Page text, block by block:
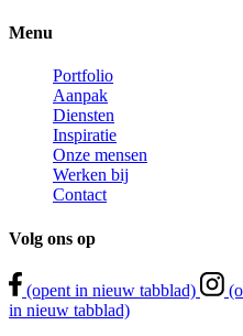
Menu
Portfolio
Aanpak
Diensten
Inspiratie
Onze mensen
Werken bij
Contact
Volg ons op
(opent in nieuw tabblad)
in nieuw tabblad)